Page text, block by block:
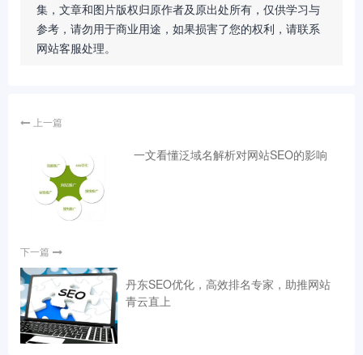
集，文章和图片版权归原作者及原出处所有，仅供学习与
参考，请勿用于商业用途，如果损害了您的权利，请联系
网站客服处理。
上一篇
一文看懂泛域名解析对网站SEO的影响
下一篇
丹东SEO优化，高效排名专家，助推网站
青云直上